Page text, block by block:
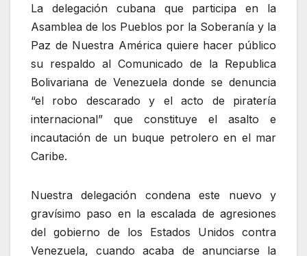
La delegación cubana que participa en la
Asamblea de los Pueblos por la Soberanía y la
Paz de Nuestra América quiere hacer público
su respaldo al Comunicado de la Republica
Bolivariana de Venezuela donde se denuncia
“el robo descarado y el acto de piratería
internacional” que constituye el asalto e
incautación de un buque petrolero en el mar
Caribe.
Nuestra delegación condena este nuevo y
gravísimo paso en la escalada de agresiones
del gobierno de los Estados Unidos contra
Venezuela, cuando acaba de anunciarse la